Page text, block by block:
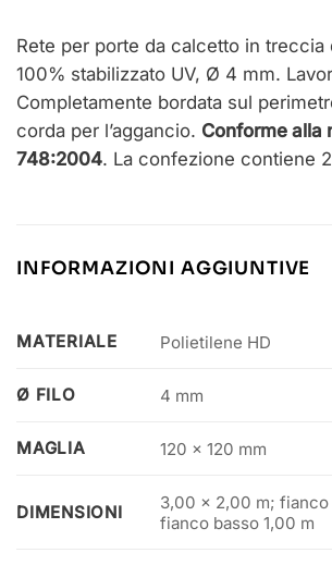
Rete per porte da calcetto in treccia
100% stabilizzato UV, Ø 4 mm.
Completamente bordata sul
corda per l’aggancio. Conforme alla
748:2004. La confezione contiene
INFORMAZIONI AGGIUNTIVE
MATERIALE Polietilene HD
Ø FILO 4 mm
MAGLIA 120 x 120 mm
DIMENSIONI
3,00 x 2,00 m; fianco
fianco basso 1,00 m